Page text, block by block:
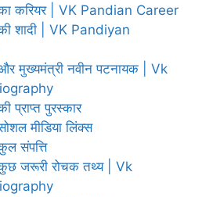
का करियर | VK Pandian Career
शादी | VK Pandiyan
मुख्यमंत्री नवीन पटनायक | Vk
प्राप्त पुरस्कार
मीडिया लिंक्स
संपत्ति
कुछ जरूरी रोचक तथ्य | Vk